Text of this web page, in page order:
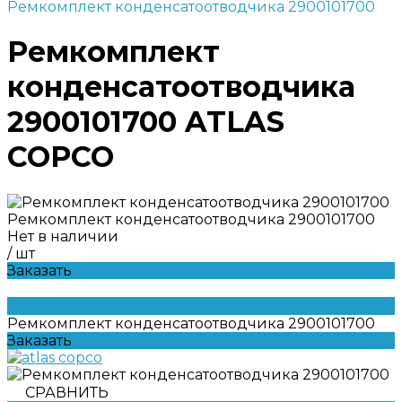
Ремкомплект конденсатоотводчика 2900101700
Ремкомплект
конденсатоотводчика
2900101700 ATLAS
COPCO
Ремкомплект конденсатоотводчика 2900101700
Нет в наличии
/ шт
Заказать
Ремкомплект конденсатоотводчика 2900101700
Заказать
СРАВНИТЬ